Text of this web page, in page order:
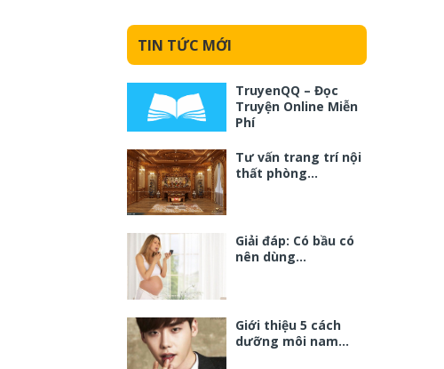
TIN TỨC MỚI
TruyenQQ – Đọc
Truyện Online Miễn
Phí
Tư vấn trang trí nội
thất phòng…
Giải đáp: Có bầu có
nên dùng…
Giới thiệu 5 cách
dưỡng môi nam…